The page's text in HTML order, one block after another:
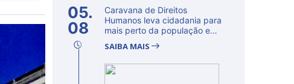
05.
08
Caravana de Direitos
Humanos leva cidadania para
mais perto da população e
SAIBA MAIS